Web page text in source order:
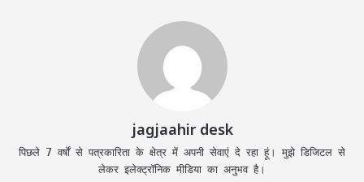
jagjaahir desk
पिछले 7 वर्षों से पत्रकारिता के क्षेत्र में अपनी सेवाएं दे रहा हूं। मुझे डिजिटल से
लेकर इलेक्ट्रॉनिक मीडिया का अनुभव है।